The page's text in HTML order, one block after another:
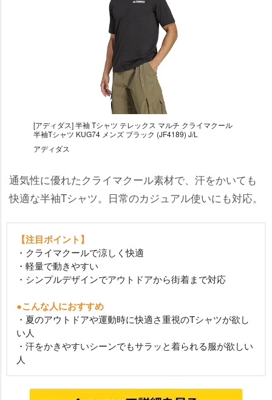
[アディダス] 半袖 Tシャツ テレックス マルチ クライマクール
半袖Tシャツ KUG74 メンズ ブラック (JF4189) J/L
アディダス
通気性に優れたクライマクール素材で、汗をかいても
快適な半袖Tシャツ。日常のカジュアル使いにも対応。
【注目ポイント】
・クライマクールで涼しく快適
・軽量で動きやすい
・シンプルデザインでアウトドアから街着まで対応
●こんな人におすすめ
・夏のアウトドアや運動時に快適さ重視のTシャツが欲し
い人
・汗をかきやすいシーンでもサラッと着られる服が欲しい
人